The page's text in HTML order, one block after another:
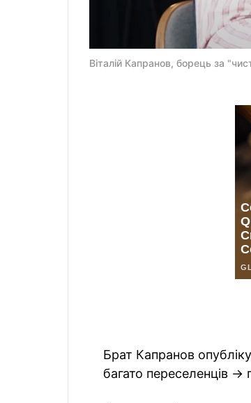
Віталій Капранов, борець за
Брат Капранов
багато переселенців